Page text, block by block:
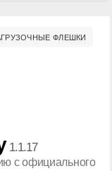
ФЛЕШКИ
1.1.17
с официального